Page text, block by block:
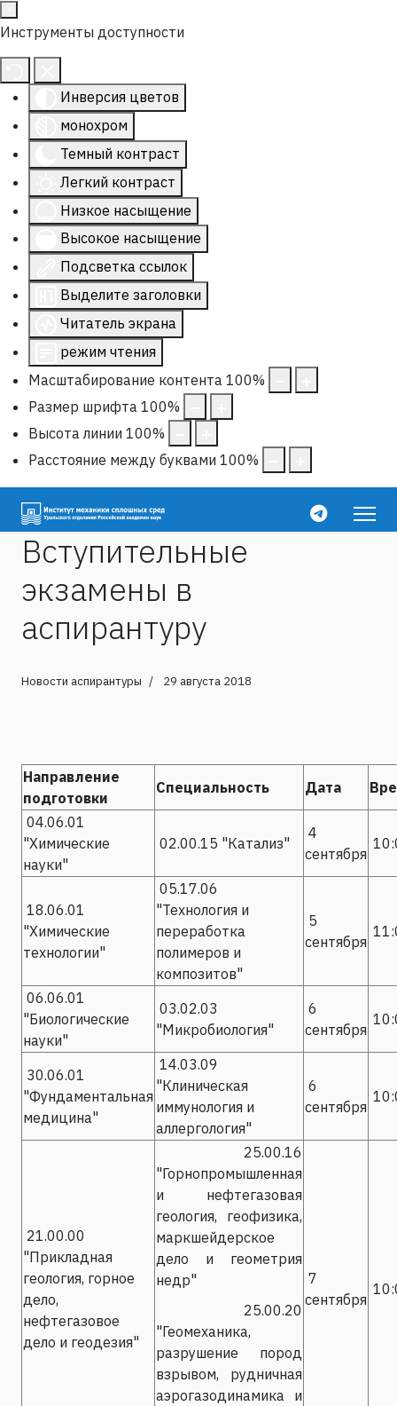
Инструменты доступности
Инверсия цветов
монохром
Темный контраст
Легкий контраст
Низкое насыщение
Высокое насыщение
Подсветка ссылок
Выделите заголовки
Читатель экрана
режим чтения
Масштабирование контента 100%
Размер шрифта 100%
Высота линии 100%
Расстояние между буквами 100%
Вступительные
экзамены в
аспирантуру
Новости аспирантуры 29 августа 2018
Направление
подготовки
Специальность Дата
04.06.01
"Химические
науки"
02.00.15 "Катализ"
4
сентября
18.06.01
"Химические
технологии"
05.17.06
"Технология и
переработка
полимеров и
композитов"
5
сентября
06.06.01
"Биологические
науки"
03.02.03
"Микробиология"
6
сентября
30.06.01
"Фундаментальная
медицина"
14.03.09
"Клиническая
иммунология и
аллергология"
6
сентября
21.00.00
"Прикладная
геология, горное
дело,
нефтегазовое
дело и геодезия"
25.00.16
"Горнопромышленная
и нефтегазовая
геология, геофизика,
маркшейдерское
дело и геометрия
недр"
25.00.20
"Геомеханика,
разрушение пород
взрывом, рудничная
аэрогазодинамика и
7
сентября